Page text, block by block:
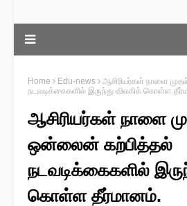
Home Edu-news
ஆசிரியர்கள் நாளை
நடவடிக்கைகளில் இருந்து விலகிக் கொள்ள
ஆசிரியர்கள் நாளை
ஒன்லைன் கற்பித்தல்
நடவடிக்கைகளில்
கொள்ள தீர்மானம்.